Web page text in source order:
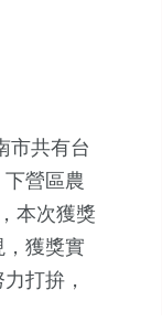
市共有台
營區農
本次獲獎
獲獎實
打拚，